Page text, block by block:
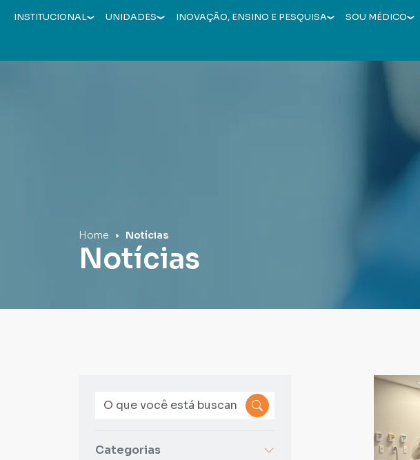
INSTITUCIONAL UNIDADES INOVAÇÃO, ENSINO E PESQUISA SOU MÉDICO
Home Notícias
Notícias
Categorias